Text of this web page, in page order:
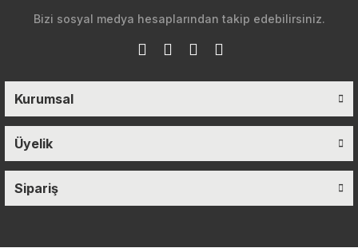
Bizi sosyal medya hesaplarından takip edebilirsiniz.
Kurumsal
Üyelik
Sipariş